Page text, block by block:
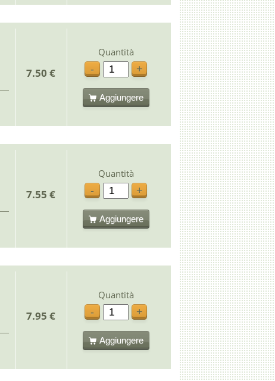
7.50 €
Quantità
-
+
Aggiungere
7.55 €
Quantità
-
+
Aggiungere
7.95 €
Quantità
-
+
Aggiungere